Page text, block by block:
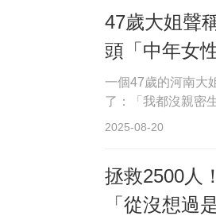
47歲大姐聲
頭「中年女
一個47歲的河南大
了：「我都沒親密
2025-08-20
拯救2500人
「從沒想過